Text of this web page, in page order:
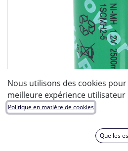
Nous utilisons des cookies
meilleure expérience utilisateur
Politique en matière de cookies
Que les